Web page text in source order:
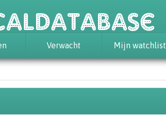
Verwacht Mijn watchlist